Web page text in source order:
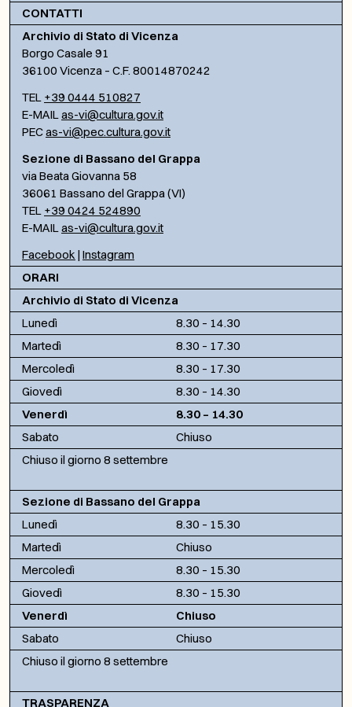
CONTATTI
Archivio di Stato di Vicenza
Borgo Casale 91
36100 Vicenza – C.F. 80014870242
TEL +39 0444 510827
E-MAILas-vi@cultura.gov.it
PECas-vi@pec.cultura.gov.it
Sezione di Bassano del Grappa
via Beata Giovanna 58
36061 Bassano del Grappa (VI)
TEL +39 0424 524890
E-MAILas-vi@cultura.gov.it
Facebook | Instagram
ORARI
Archivio di Stato di Vicenza
Lunedì
8.30 – 14.30
Martedì
8.30 – 17.30
Mercoledì
8.30 – 17.30
Giovedì
8.30 – 14.30
Venerdì
8.30 – 14.30
Sabato
Chiuso
Chiuso il giorno 8 settembre
Sezione di Bassano del Grappa
Lunedì
8.30 – 15.30
Martedì
Chiuso
Mercoledì
8.30 – 15.30
Giovedì
8.30 – 15.30
Venerdì
Chiuso
Sabato
Chiuso
Chiuso il giorno 8 settembre
TRASPARENZA